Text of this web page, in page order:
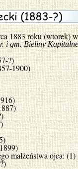
1883 roku (wtorek)
Kapitulne,
?)
1900)
małżeństwa ojca: (1)